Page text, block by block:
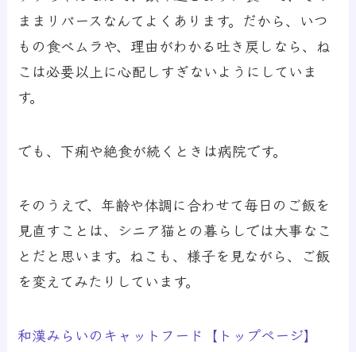
ままリバースなんてよくあります。だから、いつ
もの食べムラや、理由がわかる吐き戻しなら、ね
こは必要以上に心配しすぎないようにしていま
す。
でも、下痢や絶食が続くときは病院です。
そのうえで、年齢や体調に合わせて毎日のご飯を
見直すことは、シニア猫との暮らしでは大事なこ
とだと思います。ねこも、様子を見ながら、ご飯
を変えてみたりしています。
和漢みらいのキャットフード【トップページ】